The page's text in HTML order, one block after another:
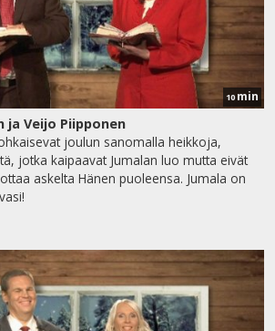
10min
ja Veijo Piipponen
joulun sanomalla heikkoja,
jotka kaipaavat Jumalan luo mutta eivät
askelta Hänen puoleensa. Jumala on